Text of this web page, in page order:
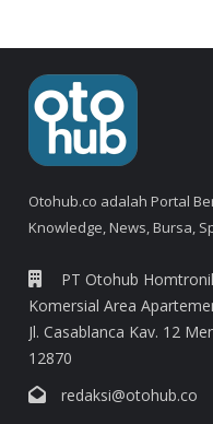
Otohub.co adalah Portal
Knowledge, News, Bursa,
PT Otohub
Komersial Area
Jl. Casablanca Kav. 12
12870
redaksi@otohub.co